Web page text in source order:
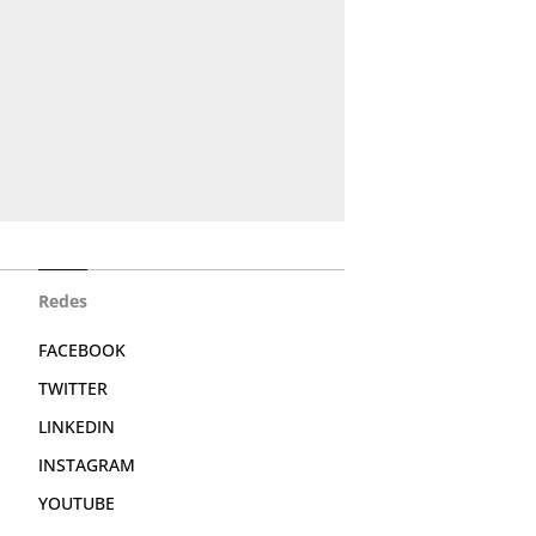
Redes
FACEBOOK
TWITTER
LINKEDIN
INSTAGRAM
YOUTUBE